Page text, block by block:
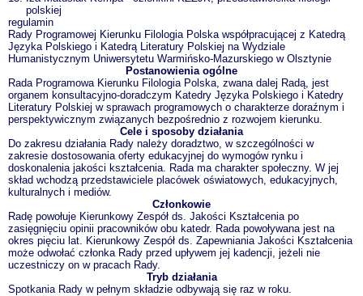
polskiej
regulamin
Rady Programowej Kierunku Filologia Polska współpracującej z Katedrą
Języka Polskiego i Katedrą Literatury Polskiej na Wydziale
Humanistycznym Uniwersytetu Warmińsko-Mazurskiego w Olsztynie
Postanowienia ogólne
Rada Programowa Kierunku Filologia Polska, zwana dalej Radą, jest
organem konsultacyjno-doradczym Katedry Języka Polskiego i Katedry
Literatury Polskiej w sprawach programowych o charakterze doraźnym i
perspektywicznym związanych bezpośrednio z rozwojem kierunku.
Cele i sposoby działania
Do zakresu działania Rady należy doradztwo, w szczególności w
zakresie dostosowania oferty edukacyjnej do wymogów rynku i
doskonalenia jakości kształcenia. Rada ma charakter społeczny. W jej
skład wchodzą przedstawiciele placówek oświatowych, edukacyjnych,
kulturalnych i mediów.
Członkowie
Radę powołuje Kierunkowy Zespół ds. Jakości Kształcenia po
zasięgnięciu opinii pracowników obu katedr. Rada powoływana jest na
okres pięciu lat. Kierunkowy Zespół ds. Zapewniania Jakości Kształcenia
może odwołać członka Rady przed upływem jej kadencji, jeżeli nie
uczestniczy on w pracach Rady.
Tryb działania
Spotkania Rady w pełnym składzie odbywają się raz w roku.